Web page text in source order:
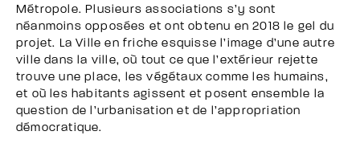
Métropole. Plusieurs associations s’y sont
néanmoins opposées et ont obtenu en 2018 le gel du
projet. La Ville en friche esquisse l’image d’une autre
ville dans la ville, où tout ce que l’extérieur rejette
trouve une place, les végétaux comme les humains,
et où les habitants agissent et posent ensemble la
question de l’urbanisation et de l’appropriation
démocratique.